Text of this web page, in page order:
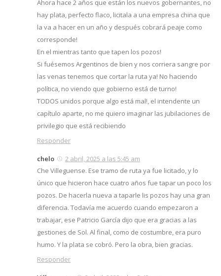
Ahora hace 2 años que están los nuevos gobernantes, no
hay plata, perfecto flaco, licitala a una empresa china que
la va a hacer en un año y después cobrará peaje como
corresponde!
En el mientras tanto que tapen los pozos!
Si fuésemos Argentinos de bien y nos corriera sangre por
las venas tenemos que cortar la ruta ya! No haciendo
política, no viendo que gobierno está de turno!
TODOS unidos porque algo está mal!, el intendente un
capítulo aparte, no me quiero imaginar las jubilaciones de
privilegio que está recibiendo
Responder
chelo
2 abril, 2025 a las 5:45 am
Che Villeguense. Ese tramo de ruta ya fue licitado, y lo
único que hicieron hace cuatro años fue tapar un poco los
pozos. De hacerla nueva a taparle lis pozos hay una gran
diferencia. Todavía me acuerdo cuando empezaron a
trabajar, ese Patricio García dijo que era gracias a las
gestiones de Sol. Al final, como de costumbre, era puro
humo. Y la plata se cobró. Pero la obra, bien gracias.
Responder